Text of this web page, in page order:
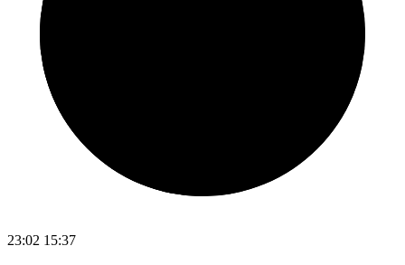
23:02 15:37